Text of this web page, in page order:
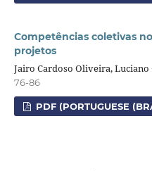
Competências coletivas
projetos
Jairo Cardoso Oliveira,
76-86
PDF (PORTUGUESE